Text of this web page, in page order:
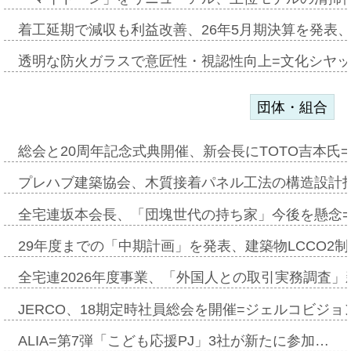
着工延期で減収も利益改善、26年5月期決算を発表
透明な防火ガラスで意匠性・視認性向上=文化シヤ
団体・組合
総会と20周年記念式典開催、新会長にTOTO吉本氏
プレハブ建築協会、木質接着パネル工法の構造設
全宅連坂本会長、「団塊世代の持ち家」今後を懸
29年度までの「中期計画」を発表、建築物LCCO2
全宅連2026年度事業、「外国人との取引実務調査
JERCO、18期定時社員総会を開催=ジェルコビジ
ALIA=第7弾「こども応援PJ」3社が新たに参加…